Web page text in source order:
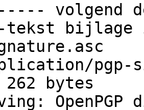
volgend
tekst
pgp-
bytes